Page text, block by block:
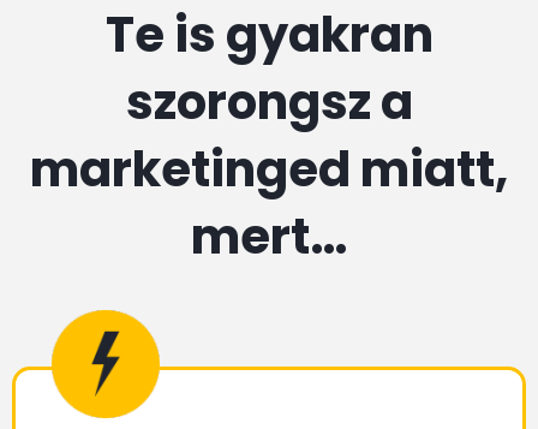
Te is gyakran
szorongsz a
marketinged miatt,
mert…